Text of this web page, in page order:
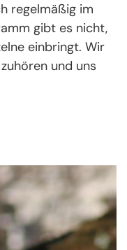
regelmäßig im
gibt es nicht,
einbringt. Wir
und uns